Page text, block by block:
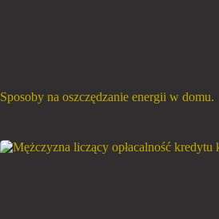
Sposoby na oszczędzanie energii w domu.